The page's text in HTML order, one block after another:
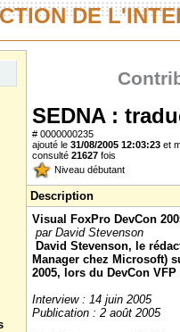
DE
SEDNA :
# 0000000235
ajouté le 31/08/2005 12:03:23 et
consulté 21627 fois
Niveau débutant
Description
Visual FoxPro DevCon
par David Stevenson
David Stevenson, le
Manager chez Microsoft)
2005, lors du DevCon
Interview : 14 juin 2005
Publication : 2 août 2005